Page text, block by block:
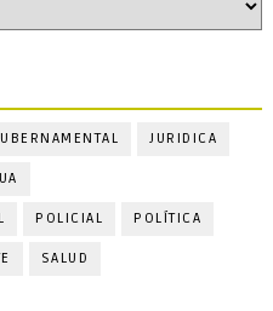
JURIDICA
POLICIAL POLÍTICA
SALUD